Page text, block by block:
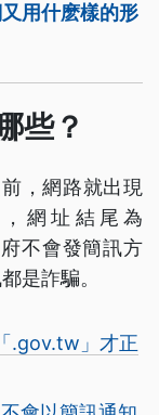
用什麽樣的形
些？
，網路就出現
網址結尾為
不會發簡訊方
是詐騙。
.gov.tw」才正